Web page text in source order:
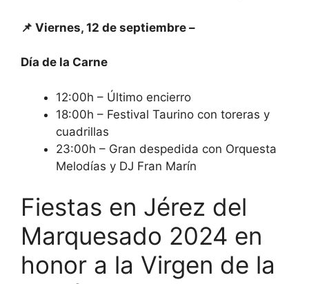
📌 Viernes, 12 de septiembre –
Día de la Carne
12:00h – Último encierro
18:00h – Festival Taurino con toreras y
cuadrillas
23:00h – Gran despedida con Orquesta
Melodías y DJ Fran Marín
Fiestas en Jérez del
Marquesado 2024 en
honor a la Virgen de la